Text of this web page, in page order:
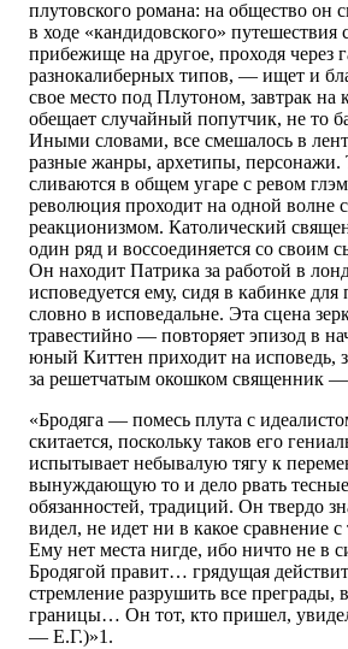
плутовского романа: на общество он
в ходе «кандидовского» путешествия
прибежище на другое, проходя через
разнокалиберных типов, — ищет и
свое место под Плутоном, завтрак на
обещает случайный попутчик, не то
Иными словами, все смешалось в
разные жанры, архетипы,
сливаются в общем угаре с ревом
революция проходит на одной волне
реакционизмом. Католический
один ряд и воссоединяется со своим
Он находит Патрика за работой в
исповедуется ему, сидя в кабинке для
словно в исповедальне. Эта сцена
травестийно — повторяет эпизод в
юный Киттен приходит на исповедь,
за решетчатым окошком священник —
«Бродяга — помесь плута с
скитается, поскольку таков его
испытывает небывалую тягу к
вынуждающую то и дело рвать
обязанностей, традиций. Он твердо
видел, не идет ни в какое сравнение
Ему нет места нигде, ибо ничто не в
Бродягой правит… грядущая
стремление разрушить все преграды,
границы… Он тот, кто пришел,
— Е.Г.)»1.